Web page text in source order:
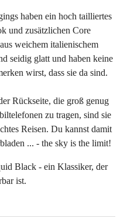
haben ein hoch tailliertes
und zusätzlichen Core
weichem italienischem
seidig glatt und haben keine
wirst, dass sie da sind.
Rückseite, die groß genug
zu tragen, sind sie
Reisen. Du kannst damit
... - the sky is the limit!
Black - ein Klassiker, der
ist.